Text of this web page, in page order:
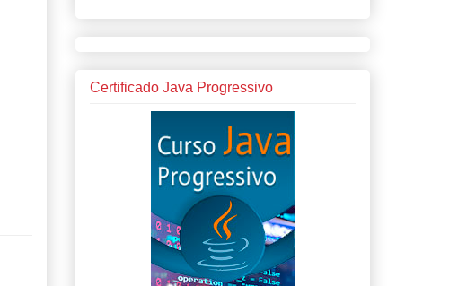
Certificado Java Progressivo